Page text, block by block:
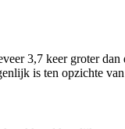
3,7 keer groter
is ten opzichte